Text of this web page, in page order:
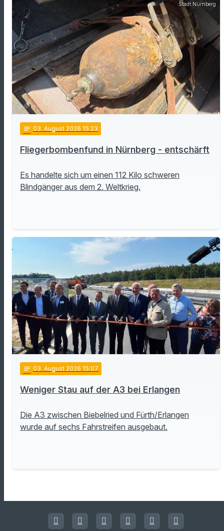
Stadt Nürnberg
notes 03. August 2026 15:23
Fliegerbombenfund in Nürnberg - entschärft
Es handelte sich um einen 112 Kilo schweren
Blindgänger aus dem 2. Weltkrieg.
notes 03. August 2026 15:07
Weniger Stau auf der A3 bei Erlangen
Die A3 zwischen Biebelried und Fürth/Erlangen
wurde auf sechs Fahrstreifen ausgebaut.